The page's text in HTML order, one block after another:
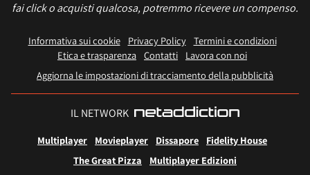
fai click o acquisti qualcosa, potremmo ricevere un compenso.
Informativa sui cookie Privacy Policy
Termini e condizioni
Etica e trasparenza Contatti
Lavora con noi
Aggiorna le impostazioni di tracciamento della pubblicità
IL NETWORK
Multiplayer Movieplayer Dissapore
Fidelity House
The Great Pizza
Multiplayer Edizioni